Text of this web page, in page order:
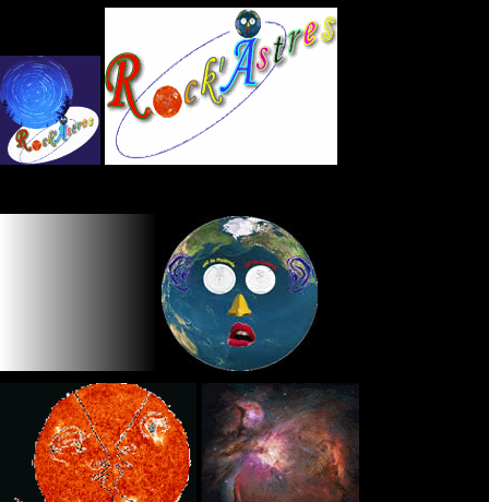
Panneau de gestion des cookies